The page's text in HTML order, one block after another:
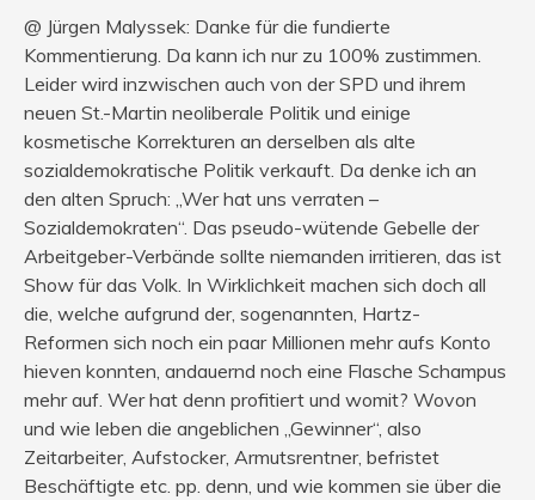
@ Jürgen Malyssek: Danke für die fundierte
Kommentierung. Da kann ich nur zu 100% zustimmen.
Leider wird inzwischen auch von der SPD und ihrem
neuen St.-Martin neoliberale Politik und einige
kosmetische Korrekturen an derselben als alte
sozialdemokratische Politik verkauft. Da denke ich an
den alten Spruch: „Wer hat uns verraten –
Sozialdemokraten“. Das pseudo-wütende Gebelle der
Arbeitgeber-Verbände sollte niemanden irritieren, das ist
Show für das Volk. In Wirklichkeit machen sich doch all
die, welche aufgrund der, sogenannten, Hartz-
Reformen sich noch ein paar Millionen mehr aufs Konto
hieven konnten, andauernd noch eine Flasche Schampus
mehr auf. Wer hat denn profitiert und womit? Wovon
und wie leben die angeblichen „Gewinner“, also
Zeitarbeiter, Aufstocker, Armutsrentner, befristet
Beschäftigte etc. pp. denn, und wie kommen sie über die